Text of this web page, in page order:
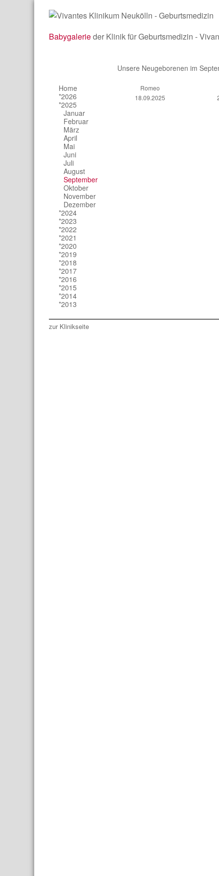
Babygalerieder Klinik für Geburtsmedizin -
Home
*2026
*2025
Januar
Februar
März
April
Mai
Juni
Juli
August
September
Oktober
November
Dezember
*2024
*2023
*2022
*2021
*2020
*2019
*2018
*2017
*2016
*2015
*2014
*2013
Unsere Neugeborenen im
Romeo
18.09.2025
zur Klinikseite